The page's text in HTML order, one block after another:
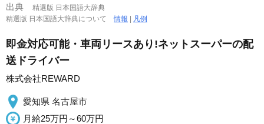
出典
精選版 日本国語大辞典
精選版 日本国語大辞典について情報 凡例
即金対応可能・車両リースあり!ネットスーパーの配
送ドライバー
株式会社REWARD
愛知県 名古屋市
月給25万円～60万円